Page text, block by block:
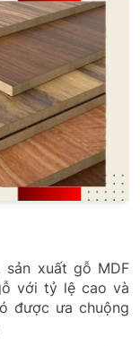
sản xuất gỗ MDF
với tỷ lệ cao và
được ưa chuộng